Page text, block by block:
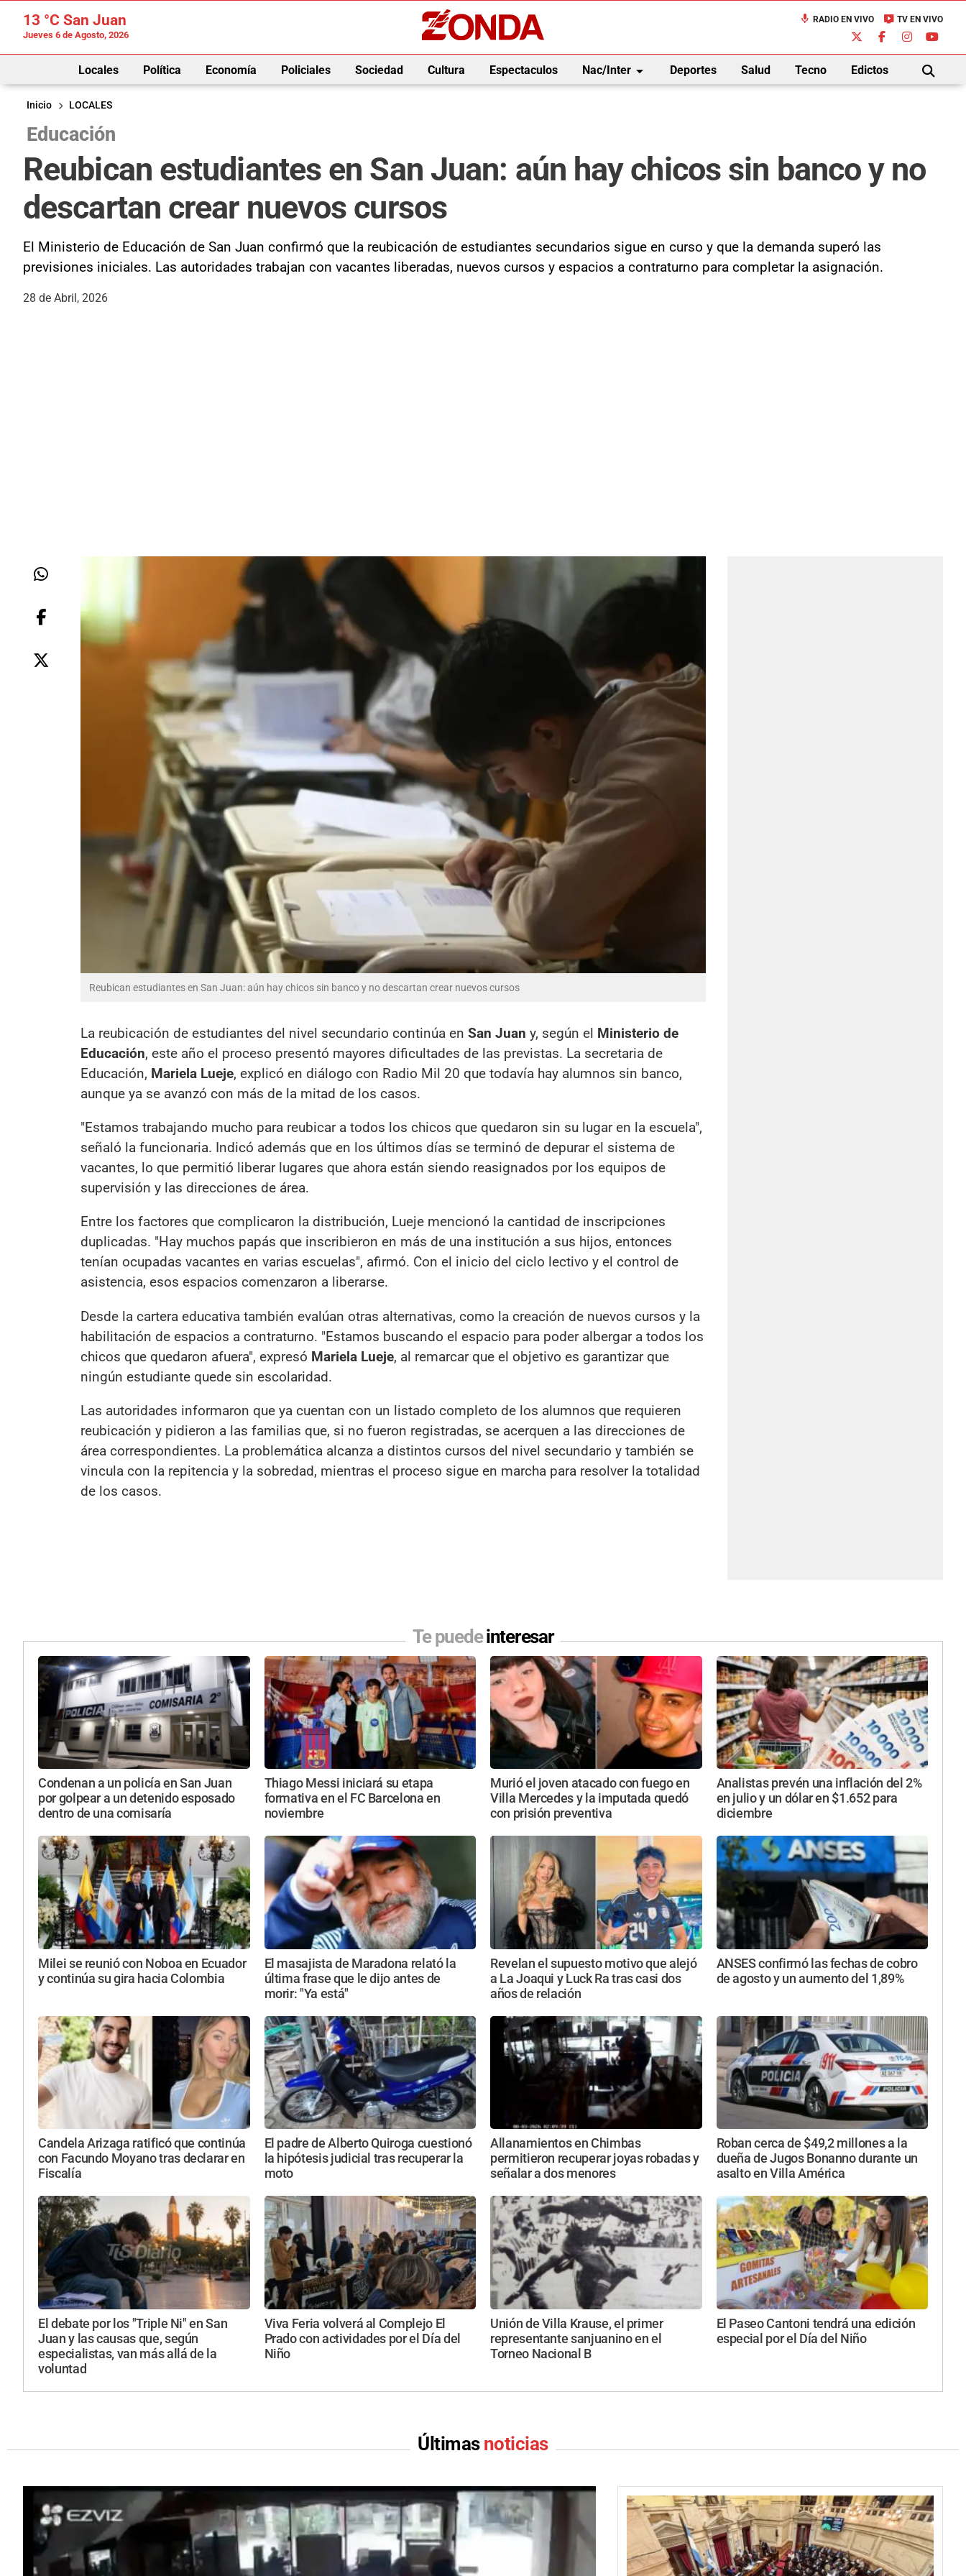
13 °C San Juan
Jueves 6 de Agosto, 2026
mic RADIO EN VIVO live_tv TV EN VIVO
Locales Política Economía Policiales Sociedad Cultura Espectaculos Nac/Interarrow_drop_down Deportes Salud Tecno Edictos
BUSCAR
Inicio
LOCALES
Educación
Reubican estudiantes en San Juan: aún hay chicos sin banco y no
descartan crear nuevos cursos
El Ministerio de Educación de San Juan confirmó que la reubicación de estudiantes secundarios sigue en curso y que la demanda superó las
previsiones iniciales. Las autoridades trabajan con vacantes liberadas, nuevos cursos y espacios a contraturno para completar la asignación.
28 de Abril, 2026
Reubican estudiantes en San Juan: aún hay chicos sin banco y no descartan crear nuevos cursos
La reubicación de estudiantes del nivel secundario continúa en San Juan y, según el Ministerio de
Educación, este año el proceso presentó mayores dificultades de las previstas. La secretaria de
Educación, Mariela Lueje, explicó en diálogo con Radio Mil 20 que todavía hay alumnos sin banco,
aunque ya se avanzó con más de la mitad de los casos.
"Estamos trabajando mucho para reubicar a todos los chicos que quedaron sin su lugar en la escuela",
señaló la funcionaria. Indicó además que en los últimos días se terminó de depurar el sistema de
vacantes, lo que permitió liberar lugares que ahora están siendo reasignados por los equipos de
supervisión y las direcciones de área.
Entre los factores que complicaron la distribución, Lueje mencionó la cantidad de inscripciones
duplicadas. "Hay muchos papás que inscribieron en más de una institución a sus hijos, entonces
tenían ocupadas vacantes en varias escuelas", afirmó. Con el inicio del ciclo lectivo y el control de
asistencia, esos espacios comenzaron a liberarse.
Desde la cartera educativa también evalúan otras alternativas, como la creación de nuevos cursos y la
habilitación de espacios a contraturno. "Estamos buscando el espacio para poder albergar a todos los
chicos que quedaron afuera", expresó Mariela Lueje, al remarcar que el objetivo es garantizar que
ningún estudiante quede sin escolaridad.
Las autoridades informaron que ya cuentan con un listado completo de los alumnos que requieren
reubicación y pidieron a las familias que, si no fueron registradas, se acerquen a las direcciones de
área correspondientes. La problemática alcanza a distintos cursos del nivel secundario y también se
vincula con la repitencia y la sobredad, mientras el proceso sigue en marcha para resolver la totalidad
de los casos.
Te puedeinteresar
Condenan a un policía en San Juan
por golpear a un detenido esposado
dentro de una comisaría
Thiago Messi iniciará su etapa
formativa en el FC Barcelona en
noviembre
Murió el joven atacado con fuego en
Villa Mercedes y la imputada quedó
con prisión preventiva
Analistas prevén una inflación del 2%
en julio y un dólar en $1.652 para
diciembre
Milei se reunió con Noboa en Ecuador
y continúa su gira hacia Colombia
El masajista de Maradona relató la
última frase que le dijo antes de
morir: "Ya está"
Revelan el supuesto motivo que alejó
a La Joaqui y Luck Ra tras casi dos
años de relación
ANSES confirmó las fechas de cobro
de agosto y un aumento del 1,89%
Candela Arizaga ratificó que continúa
con Facundo Moyano tras declarar en
Fiscalía
El padre de Alberto Quiroga cuestionó
la hipótesis judicial tras recuperar la
moto
Allanamientos en Chimbas
permitieron recuperar joyas robadas y
señalar a dos menores
Roban cerca de $49,2 millones a la
dueña de Jugos Bonanno durante un
asalto en Villa América
El debate por los "Triple Ni" en San
Juan y las causas que, según
especialistas, van más allá de la
voluntad
Viva Feria volverá al Complejo El
Prado con actividades por el Día del
Niño
Unión de Villa Krause, el primer
representante sanjuanino en el
Torneo Nacional B
El Paseo Cantoni tendrá una edición
especial por el Día del Niño
Últimas noticias